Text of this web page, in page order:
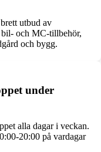
utbud av
och MC-tillbehör,
och bygg.
under
alla dagar i veckan.
20:00 på vardagar